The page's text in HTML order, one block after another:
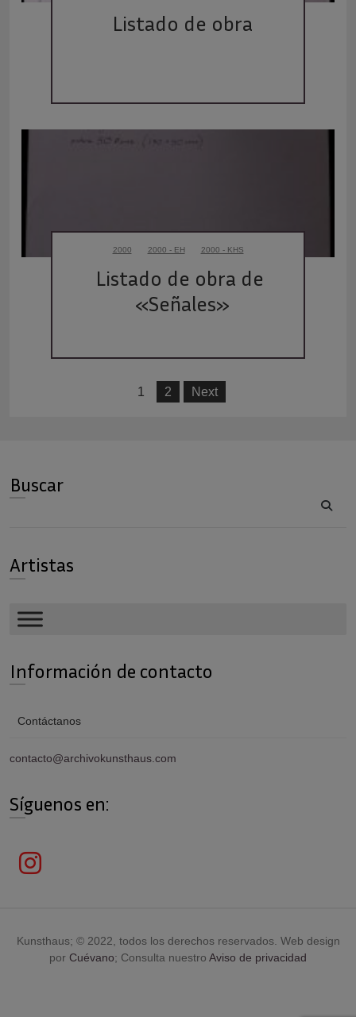
Listado de obra
2000 2000 - EH 2000 - KHS
Listado de obra de
«Señales»
1 2 Next
Buscar
Artistas
Información de contacto
Contáctanos
contacto@archivokunsthaus.com
Síguenos en:
Kunsthaus; © 2022, todos los derechos reservados. Web design
por Cuévano; Consulta nuestro Aviso de privacidad